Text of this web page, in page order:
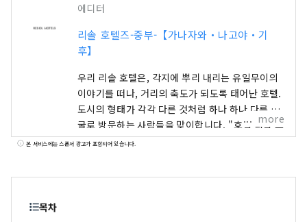
에디터
리솔 호텔즈-중부-【가나자와・나고야・기
후】
우리 리솔 호텔은, 각지에 뿌리 내리는 유일무이의
이야기를 떠나, 거리의 축도가 되도록 태어난 호텔.
도시의 형태가 각각 다른 것처럼 하나 하나 다른 얼
굴로 방문하는 사람들을 맞이합니다. "호텔 리솔 트
리니티 가나자와" ～이 거리에서밖에 얻을 수 없는
more
본 서비스에는 스폰서 광고가 포함되어 있습니다.
목차